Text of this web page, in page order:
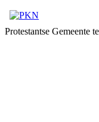
Protestantse Gemeente